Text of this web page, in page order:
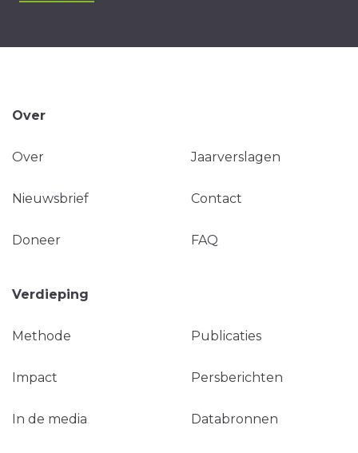
Over
Over Jaarverslagen
Nieuwsbrief Contact
Doneer FAQ
Verdieping
Methode Publicaties
Impact Persberichten
In de media Databronnen